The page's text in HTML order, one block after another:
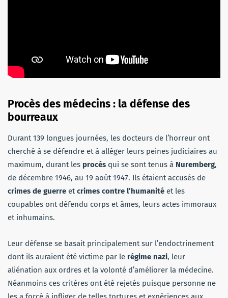
Procès des médecins : la défense des
bourreaux
Durant 139 longues journées, les docteurs de l’horreur ont
cherché à se défendre et à alléger leurs peines judiciaires au
maximum, durant les procès qui se sont tenus à Nuremberg,
de décembre 1946, au 19 août 1947. Ils étaient accusés de
crimes de guerre etcrimes contre l’humanité et les
coupables ont défendu corps et âmes, leurs actes immoraux
et inhumains.
Leur défense se basait principalement sur l’endoctrinement
dont ils auraient été victime par le régime nazi, leur
aliénation aux ordres et la volonté d’améliorer la médecine.
Néanmoins ces critères ont été rejetés puisque personne ne